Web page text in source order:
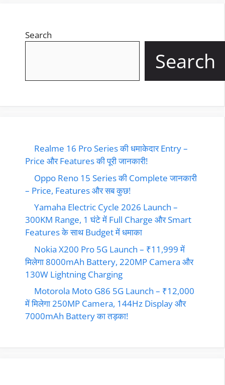
Search
Search
Realme 16 Pro Series की धमाकेदार Entry –
Price और Features की पूरी जानकारी!
Oppo Reno 15 Series की Complete जानकारी
– Price, Features और सब कुछ!
Yamaha Electric Cycle 2026 Launch –
300KM Range, 1 घंटे में Full Charge और Smart
Features के साथ Budget में धमाका
Nokia X200 Pro 5G Launch – ₹11,999 में
मिलेगा 8000mAh Battery, 220MP Camera और
130W Lightning Charging
Motorola Moto G86 5G Launch – ₹12,000
में मिलेगा 250MP Camera, 144Hz Display और
7000mAh Battery का तड़का!